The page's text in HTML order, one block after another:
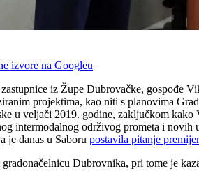
izvore na Googleu
zastupnice iz Župe Dubrovačke,
projektima, kao niti s planovima
u veljači 2019. godine, zaključkom
intermodalnog održivog prometa i
je danas u Saboru postavila pitanje
Dubrovnika, pri tome je